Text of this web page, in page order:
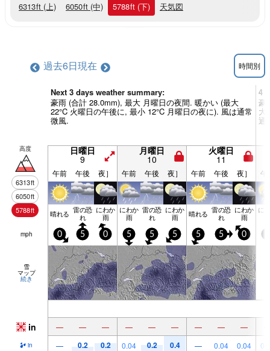
6313ft (上) 6050ft (中) 5788ft (下) 天気図
過去6日現在 時間別
Next 3 days weather summary:
豪雨 (合計 28.0mm), 最大 月曜日の夜間. 暖かい (最大
22°C 火曜日の午後に, 最小 12°C 月曜日の夜に). 風は通常
微風.
4 -
豪
大
通
高度
6313ft
6050ft
5788ft
日曜日
9
月曜日
10
火曜日
11
午前 午後 夜］ 午前 午後 夜］ 午前 午後 夜］ 午
晴れる 雷の恐
れ
にわか
雨
にわか
雨
雷の恐
れ
にわか
雨 晴れる 雷の恐
れ
にわか
雨
に
mph 0 5 0 5 5 5 5 5 0
雪
マップ
続き
in — — — — — — — — —
in — 0.2 0.2 0.04 0.2 0.4 — 0.04 0.04